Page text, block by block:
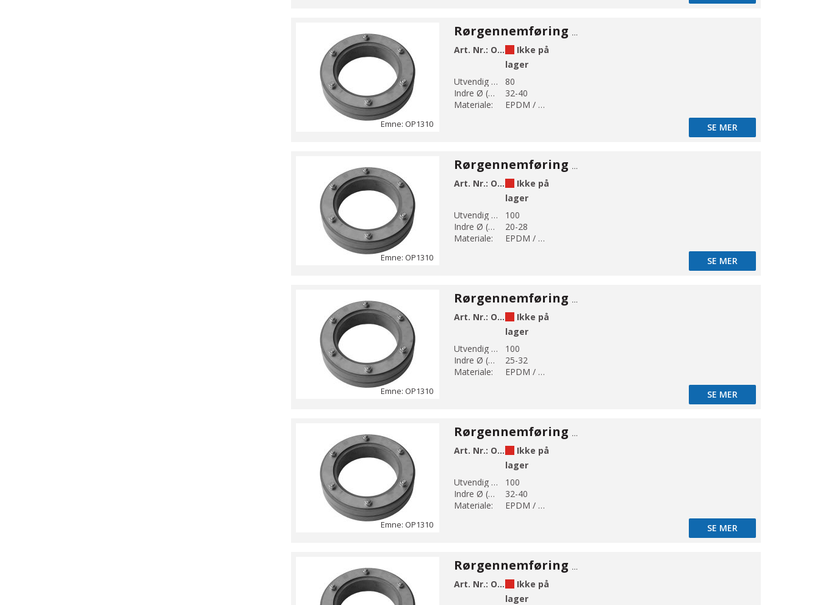
Emne: OP1310
Rørgennemføring EPDM 80 2-delt
Art. Nr.: OP1310-80-40
Ikke på
lager
Utvendig Ø (mm):
80
Indre Ø (mm):
32-40
Materiale:
EPDM / AISI 304
SE MER
Emne: OP1310
Rørgennemføring EPDM 100 2-delt
Art. Nr.: OP1310-100-28
Ikke på
lager
Utvendig Ø (mm):
100
Indre Ø (mm):
20-28
Materiale:
EPDM / AISI 304
SE MER
Emne: OP1310
Rørgennemføring EPDM 100 2-delt
Art. Nr.: OP1310-100-32
Ikke på
lager
Utvendig Ø (mm):
100
Indre Ø (mm):
25-32
Materiale:
EPDM / AISI 304
SE MER
Emne: OP1310
Rørgennemføring EPDM 100 2-delt
Art. Nr.: OP1310-100-40
Ikke på
lager
Utvendig Ø (mm):
100
Indre Ø (mm):
32-40
Materiale:
EPDM / AISI 304
SE MER
Rørgennemføring EPDM 100 2-delt
Art. Nr.: OP1310-100-44
Ikke på
lager